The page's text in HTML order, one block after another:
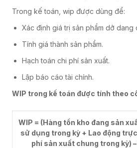
Trong kế toán, wip được dùng để:
Xác định giá trị sản phẩm dở dang
Tính giá thành sản phẩm.
Hạch toán chi phí sản xuất.
Lập báo cáo tài chính.
WIP trong kế toán được tính theo
WIP = (Hàng tồn kho đang sản
sử dụng trong kỳ + Lao động
phí sản xuất chung trong kỳ)